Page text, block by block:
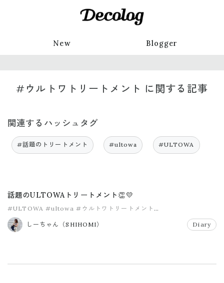
New Blogger
#ウルトワトリートメント に関する記事
関連するハッシュタグ
#話題のトリートメント #ultowa #ULTOWA
話題のULTOWAトリートメント👏💛
#ULTOWA #ultowa #ウルトワトリートメント
#話題のトリートメント
しーちゃん（SHIHOMI）
Diary